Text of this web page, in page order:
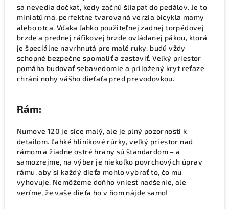
sa nevedia dočkať, kedy začnú šliapať do pedálov. Je to
miniatúrna, perfektne tvarovaná verzia bicykla mamy
alebo otca. Vďaka ľahko použiteľnej zadnej torpédovej
brzde a prednej ráfikovej brzde ovládanej pákou, ktorá
je špeciálne navrhnutá pre malé ruky, budú vždy
schopné bezpečne spomaliť a zastaviť. Veľký priestor
pomáha budovať sebavedomie a priložený kryt reťaze
chráni nohy vášho dieťaťa pred prevodovkou.
Rám:
Numove 120 je síce malý, ale je plný pozornosti k
detailom. Ľahké hliníkové rúrky, veľký priestor nad
rámom a žiadne ostré hrany sú štandardom – a
samozrejme, na výber je niekoľko povrchových úprav
rámu, aby si každý dieťa mohlo vybrať to, čo mu
vyhovuje. Nemôžeme doňho vniesť nadšenie, ale
veríme, že vaše dieťa ho v ňom nájde samo!